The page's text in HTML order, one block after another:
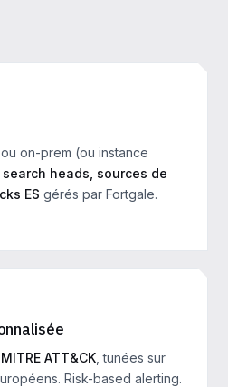
on-prem (ou instance
search heads, sources de
ES gérés par Fortgale.
ATT&CK , tunées sur
Risk-based alerting.